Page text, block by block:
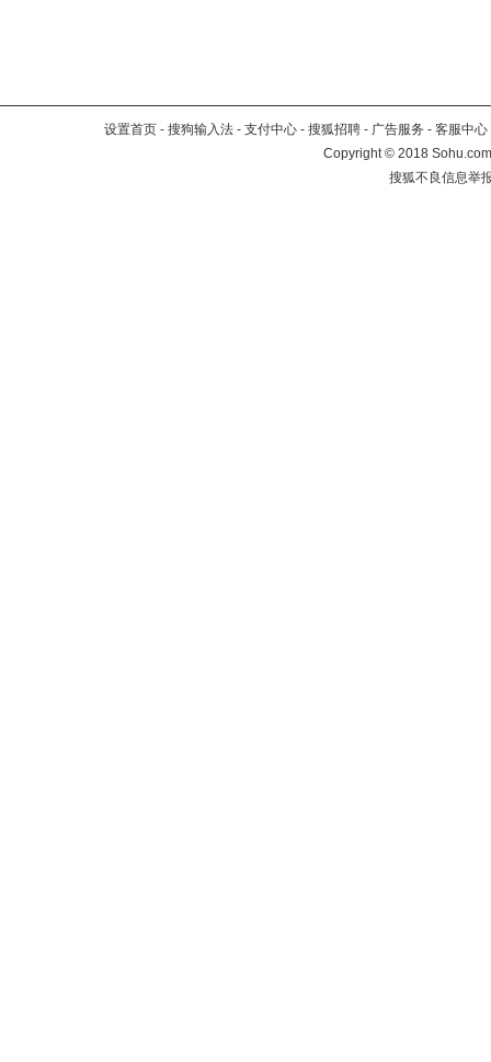
设置首页 - 搜狗输入法 - 支付中心 - 搜狐招聘 - 广告服务 - 客服中心
Copyright©2018
搜狐不良信息举